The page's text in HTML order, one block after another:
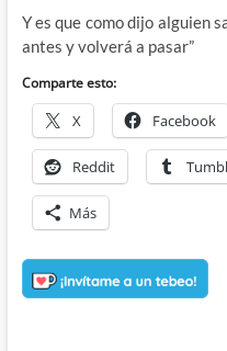
Y es que como dijo alguien
antes y volverá a pasar”
Comparte esto:
X Facebook
Reddit
Más